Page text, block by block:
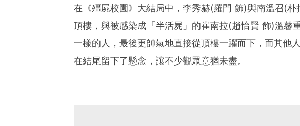
在《殭屍校園》大結局中，李秀赫(羅門 飾)與南溫召(
頂樓，與被感染成「半活屍」的崔南拉(趙怡賢 飾)溫馨
一樣的人，最後更帥氣地直接從頂樓一躍而下，而其他
在結尾留下了懸念，讓不少觀眾意猶未盡。